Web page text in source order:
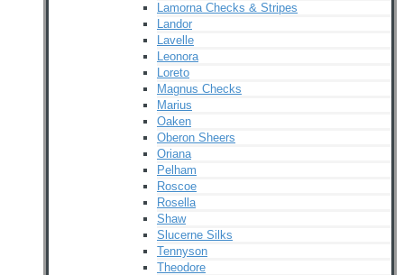
Lamorna Checks & Stripes
Landor
Lavelle
Leonora
Loreto
Magnus Checks
Marius
Oaken
Oberon Sheers
Oriana
Pelham
Roscoe
Rosella
Shaw
Slucerne Silks
Tennyson
Theodore